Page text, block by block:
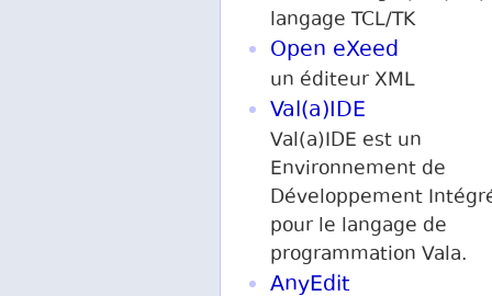
langage TCL/TK
Open eXeed
un éditeur XML
Val(a)IDE
Val(a)IDE est un
Environnement de
Développement
pour le langage de
programmation Vala.
AnyEdit